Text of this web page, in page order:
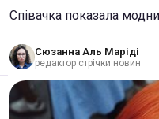
Співачка показала
Сюзанна Аль Маріді
редактор стрічки новин